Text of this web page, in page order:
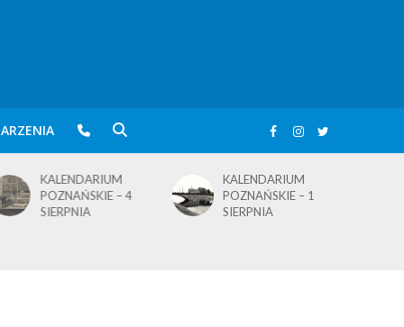
KALENDARIUM
POZNAŃSKIE – 4
SIERPNIA
KALENDARIUM
POZNAŃSKIE – 1
SIERPNIA